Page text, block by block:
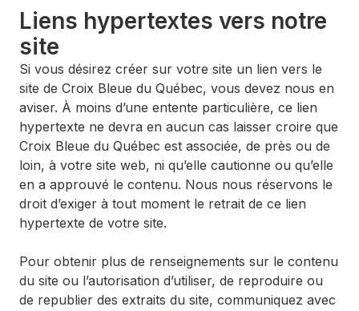
Liens hypertextes vers notre
site
Si vous désirez créer sur votre site un lien vers le
site de Croix Bleue du Québec, vous devez nous en
aviser. À moins d’une entente particulière, ce lien
hypertexte ne devra en aucun cas laisser croire que
Croix Bleue du Québec est associée, de près ou de
loin, à votre site web, ni qu’elle cautionne ou qu’elle
en a approuvé le contenu. Nous nous réservons le
droit d’exiger à tout moment le retrait de ce lien
hypertexte de votre site.
Pour obtenir plus de renseignements sur le contenu
du site ou l’autorisation d’utiliser, de reproduire ou
de republier des extraits du site, communiquez avec